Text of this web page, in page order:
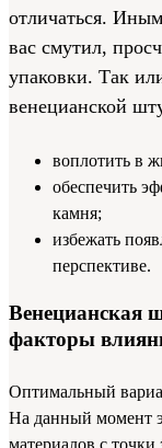
отличаться.
вас смутил,
упаковки. Так
венецианской
воплотить в
обеспечить
камня;
избежать
перспективе.
Венецианская
факторы
Оптимальный
На данный момент
материалов с точки